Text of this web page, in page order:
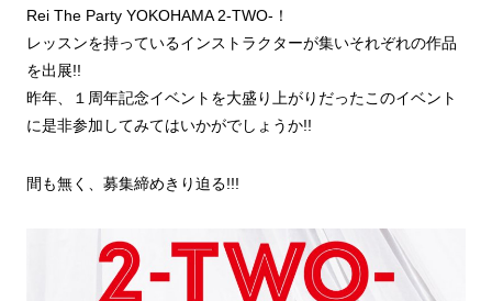
Rei The Party YOKOHAMA 2-TWO-！
レッスンを持っているインストラクターが集いそれぞれの作品
を出展!!
昨年、１周年記念イベントを大盛り上がりだったこのイベント
に是非参加してみてはいかがでしょうか!!
間も無く、募集締めきり迫る!!!